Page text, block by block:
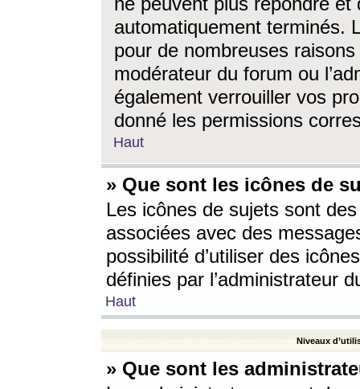
automatiquement terminés.
pour de nombreuses
modérateur du forum ou
également verrouiller vos
donné les permissions
Haut
» Que sont les icônes de
Les icônes de sujets sont
associées avec des
possibilité d’utiliser des
définies par l’administrateur
Haut
Niveaux
» Que sont les